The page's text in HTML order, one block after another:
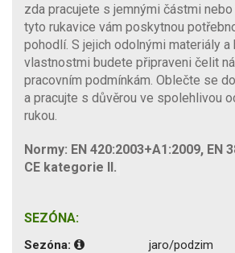
zda pracujete s jemnými částmi
tyto rukavice vám poskytnou
pohodlí. S jejich odolnými materiály
vlastnostmi budete připraveni čelit
pracovním podmínkám. Oblečte se
a pracujte s důvěrou ve spolehlivou
rukou.
Normy: EN 420:2003+A1:2009, EN
CE kategorie II.
SEZÓNA:
Sezóna: jaro/podzim